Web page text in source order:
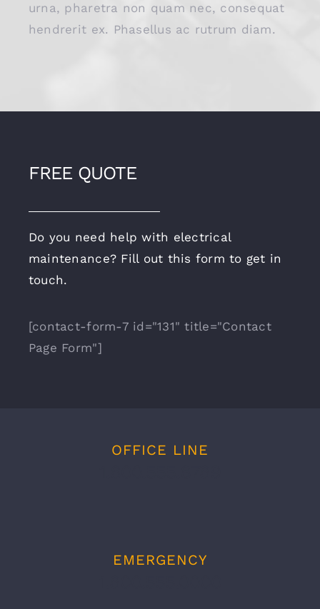
urna, pharetra non quam nec, consequat
hendrerit ex. Phasellus ac rutrum diam.
FREE QUOTE
Do you need help with electrical
maintenance? Fill out this form to get in
touch.
[contact-form-7 id="131" title="Contact
Page Form"]
OFFICE LINE
EMERGENCY